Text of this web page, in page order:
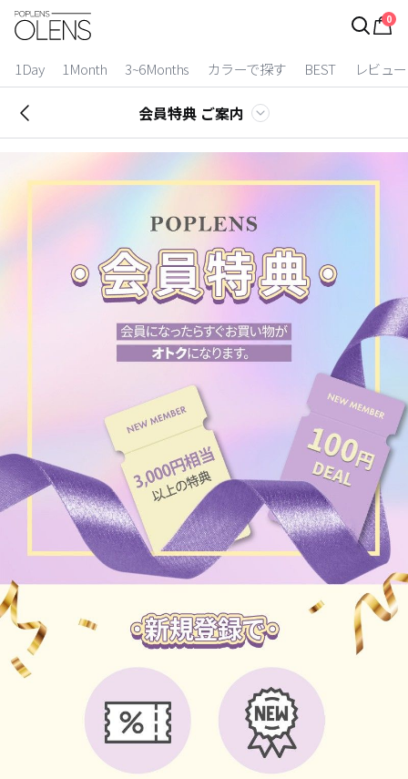
0
1Day 1Month 3~6Months カラーで探す BEST レビュー
ログイン
カラコン比較
今月限定特典
ベスト
装着期間
2 Weeks
3~6 Months
よりどりキット
チョコ
グレー
ブラック
ヘーゼル
グリーン
ピンク
乱視用
ケア用品
EYEしてる
会員特典 ご案内